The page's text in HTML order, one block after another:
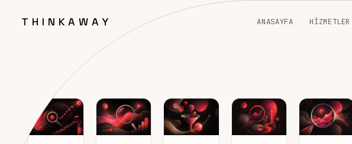
THINKAWAY ANASAYFA HIZMETLER